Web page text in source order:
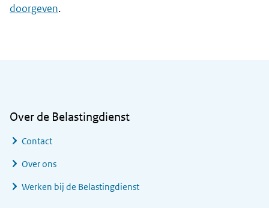
doorgeven.
Over de Belastingdienst
Contact
Over ons
Werken bij de Belastingdienst